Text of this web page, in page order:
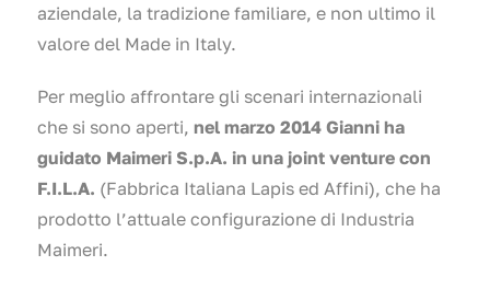
aziendale, la tradizione familiare, e non ultimo il
valore del Made in Italy.
Per meglio affrontare gli scenari internazionali
che si sono aperti, nel marzo 2014 Gianni ha
guidato Maimeri S.p.A. in una joint venture con
F.I.L.A. (Fabbrica Italiana Lapis ed Affini), che ha
prodotto l’attuale configurazione di Industria
Maimeri.